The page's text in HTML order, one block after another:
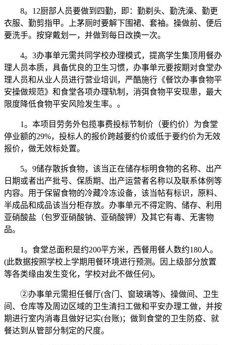
8。12厨部人员要做到四勤，即：勤剃头、勤洗澡、勤更
衣服、勤剪指甲。上茅厕时要解下围裙、套袖。操做前、便后
要洗手。按穿戴划一，并做到每日改换一次。
4。3办事单元需共同学校办理模式，提高学生集顶用餐办
理人员本质，具备优良的卫生习惯，办事单元要按期对食堂办
理人员和从业人员进行营业培训，严酷施行《餐饮办事食物平
安操做规范》和食堂各项办理轨制，消弭食物平安现患，最大
限度降低食物平安风险发生率。。
1。本项目劳务外包揽事费投标节制价（要约价）为食堂
停业额的29%，投标人的报价跨越要约价或低于要约价为无效
报价，做无效标处置。
5。9储存散拆食物，该当正在储存标明食物的名称、出产
日期或者出产批号、保质期、出产运营者名称以及联系体例等
内容。用于保留食物的冷藏冷冻设备，该当帖有标识，原料、
半成品和成品该当分柜存放。办事单元不得定购、储存、利用
亚硝酸盐（包罗亚硝酸钠、亚硝酸钾）及其它有毒、无害物
品。
1。食堂总面积是约200平方米，西餐用餐人数约180人。
(此数据按照学校上学期用餐环境进行预测。因上级部分放置
等各类缘由发生变化，学校对此不做任何)。
②办事单元需担任餐厅(含门、窗玻璃等)、操做间、卫生
间、仓库等及周边区域的卫生清扫工做和平安办理工做，并按
期进行室内消毒且做好记实(台账)；做到食堂的卫生防疫、就
餐达到从管部分制定的尺度。